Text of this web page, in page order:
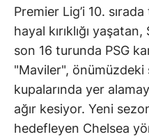
Premier Lig’i 10.
hayal kırıklığı
son 16 turunda PSG
"Maviler", önümüzdeki
kupalarında yer
ağır kesiyor. Yeni
hedefleyen Chelsea